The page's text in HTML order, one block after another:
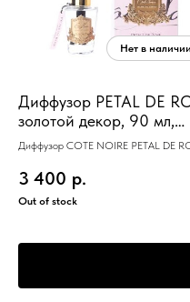
Диффузор PETAL DE
золотой декор, 90 мл,
время работы 70-90
Диффузор COTE NOIRE PETAL DE
3 400 р.
Out of stock